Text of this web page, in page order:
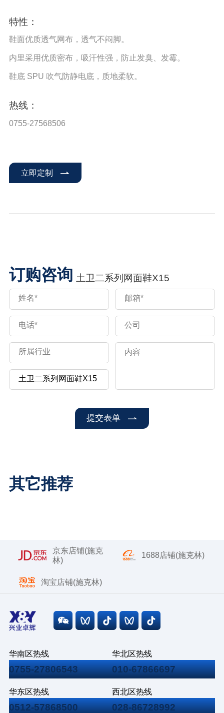
特性：
鞋面优质透气网布，透气不闷脚。
内里采用优质密布，吸汗性强，防止发臭、发霉。
鞋底 SPU 吹气防静电底，质地柔软。
热线：
0755-27568506
立即定制
订购咨询 土卫二系列网面鞋X15
提交表单
其它推荐
京东店铺(施克
林)
1688店铺(施克林)
淘宝店铺(施克林)
华南区热线
0755-27806543
华北区热线
010-67866697
华东区热线
0512-57868500
西北区热线
028-86728992